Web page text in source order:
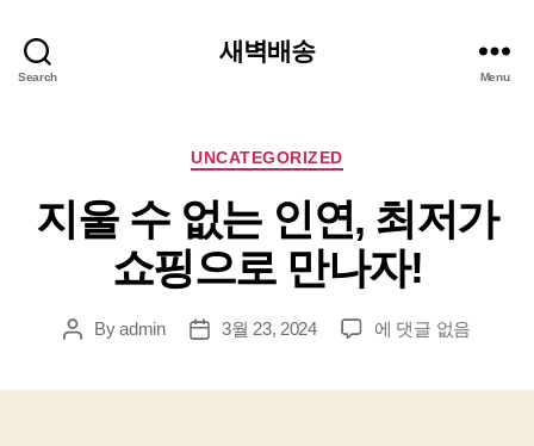
Search
새벽배송
Menu
Categories
UNCATEGORIZED
지울 수 없는 인연, 최저가
쇼핑으로 만나자!
PostByadmin
Post3월 23, 2024
지
에 댓글 없음